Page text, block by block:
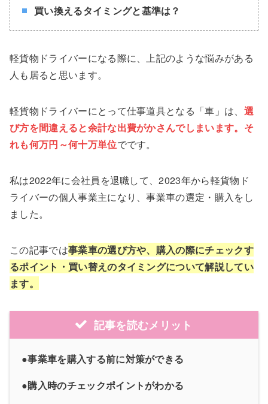
買い換えるタイミングと基準は？
軽貨物ドライバーになる際に、上記のような悩みがある
人も居ると思います。
軽貨物ドライバーにとって仕事道具となる「車」は、 選
び方を間違えると余計な出費がかさんでしまいます。そ
れも何万円～何十万単位でです。
私は2022年に会社員を退職して、2023年から軽貨物ド
ライバーの個人事業主になり、事業車の選定・購入をし
ました。
この記事では事業車の選び方や、購入の際にチェックす
るポイント・買い替えのタイミングについて解説してい
ます。
記事を読むメリット
●事業車を購入する前に対策ができる
●購入時のチェックポイントがわかる